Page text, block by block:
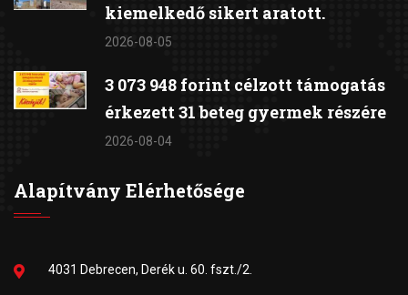
kiemelkedő sikert aratott.
2026-08-05
3 073 948 forint célzott támogatás
érkezett 31 beteg gyermek részére
2026-08-04
Alapítvány Elérhetősége
4031 Debrecen, Derék u. 60. fszt./2.